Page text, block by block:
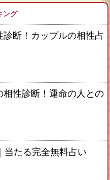
ング
断！カップルの相性占
性診断！運命の人との
当たる完全無料占い